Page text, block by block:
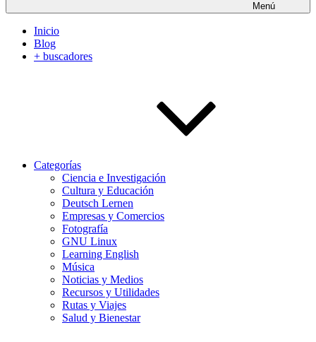
Menú
Inicio
Blog
+ buscadores
Categorías
Ciencia e Investigación
Cultura y Educación
Deutsch Lernen
Empresas y Comercios
Fotografía
GNU Linux
Learning English
Música
Noticias y Medios
Recursos y Utilidades
Rutas y Viajes
Salud y Bienestar